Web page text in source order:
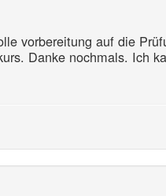
vorbereitung auf die
Danke nochmals. Ich